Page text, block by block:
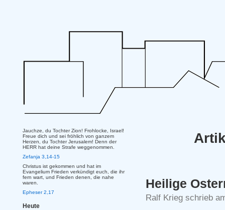
Heilige
Ralf Krieg schrieb
Jauchze, du Tochter Zion! Frohlocke, Israel!
Freue dich und sei fröhlich von ganzem
Herzen, du Tochter Jerusalem! Denn der
HERR hat deine Strafe weggenommen.
Zefanja 3,14-15
Christus ist gekommen und hat im
Evangelium Frieden verkündigt euch, die ihr
fern wart, und Frieden denen, die nahe
waren.
Epheser 2,17
Heute